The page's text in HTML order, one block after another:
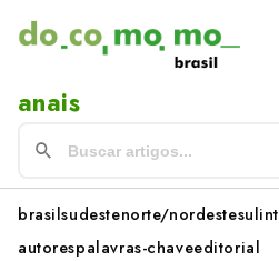
anais
brasilsudestenorte/nordestesulint
autorespalavras-chaveeditorial